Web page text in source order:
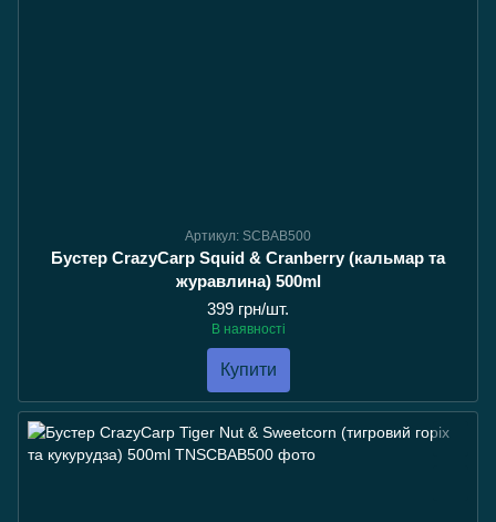
Артикул: SCBAB500
Бустер CrazyCarp Squid & Cranberry (кальмар та
журавлина) 500ml
399 грн/шт.
В наявності
Купити